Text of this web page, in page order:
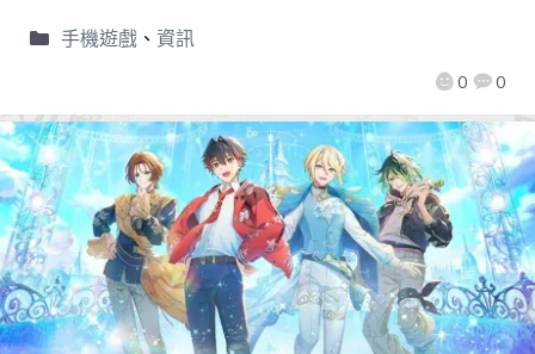
0 0
手機遊戲、 資訊